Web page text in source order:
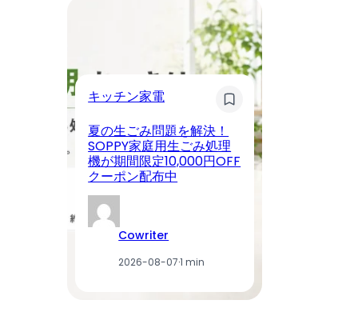
キッチン家電
夏の生ごみ問題を解決！
SOPPY家庭用生ごみ処理
機が期間限定10,000円OFF
クーポン配布中
Cowriter
2026-08-07·1 min